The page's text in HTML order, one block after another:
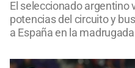
El seleccionado argentino
potencias del circuito y
a España en la